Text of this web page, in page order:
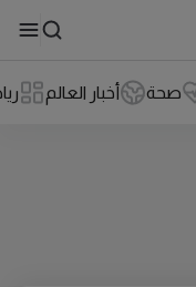
صحة أخبار العالم